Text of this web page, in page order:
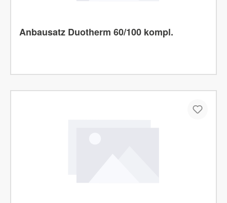
Anbausatz Duotherm 60/100 kompl.